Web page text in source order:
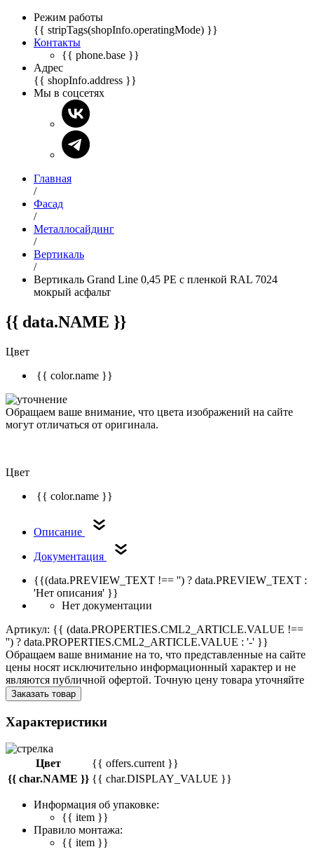
Режим работы
{{ stripTags(shopInfo.operatingMode) }}
Контакты
{{ phone.base }}
Адрес
{{ shopInfo.address }}
Мы в соцсетях
Главная
/
Фасад
/
Металлосайдинг
/
Вертикаль
/
Вертикаль Grand Line 0,45 PE с пленкой RAL 7024
мокрый асфальт
{{ data.NAME }}
Цвет
{{ color.name }}
Обращаем ваше внимание, что цвета изображений на сайте
могут отличаться от оригинала.
Цвет
{{ color.name }}
Описание
Документация
{{(data.PREVIEW_TEXT !== '') ? data.PREVIEW_TEXT :
'Нет описания' }}
Нет документации
Артикул: {{ (data.PROPERTIES.CML2_ARTICLE.VALUE !==
'') ? data.PROPERTIES.CML2_ARTICLE.VALUE : '-' }}
Обращаем ваше внимание на то, что представленные на сайте
цены носят исключительно информационный характер и не
являются публичной офертой. Точную цену товара уточняйте
Заказать товар
Характеристики
Цвет
{{ offers.current }}
{{ char.NAME }} {{ char.DISPLAY_VALUE }}
Информация об упаковке:
{{ item }}
Правило монтажа:
{{ item }}